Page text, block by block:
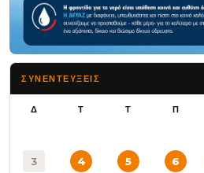
ΣΥΝΕΝΤΕΥΞΕΙΣ
Δ Τ Τ Π
3 4 5 6